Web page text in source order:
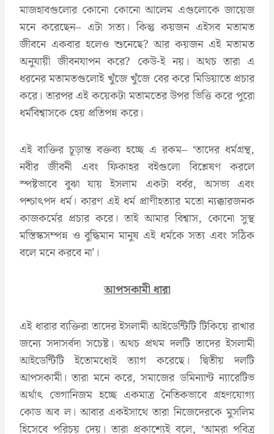
মাজহাবগুলোর কোনো কোনো আলেম এগুলোকে জায়েজ
মনে করেছেন– এটা সত্য। কিন্তু কয়জন এইসব মতামত
জীবনে একবার হলেও শুনেছে? আর কয়জন এই মতামত
অনুযায়ী জীবনযাপন করে? কেউ-ই নয়। অথচ তারা এ
ধরনের মতামতগুলোই খুঁজে খুঁজে বের করে মিডিয়াতে প্রচার
করে। তারপর এই কয়েকটা মতামতের উপর ভিত্তি করে পুরো
ধর্মবিশ্বাসকে হেয় প্রতিপন্ন করে।
এই ব্যক্তির চূড়ান্ত বক্তব্য হচ্ছে এ রকম– ‘তাদের ধর্মগ্রন্থ,
নবীর জীবনী এবং ফিকাহর বইগুলো বিশ্লেষণ করলে
স্পষ্টভাবে বুঝা যায় ইসলাম একটা বর্বর, অসভ্য এবং
পশ্চাৎপদ ধর্ম। কারণ এই ধর্ম প্রাণীহত্যার মতো ন্যক্কারজনক
কাজকর্মের প্রচার করে। তাই আমার বিশ্বাস, কোনো সুস্থ
মস্তিস্কসম্পন্ন ও বুদ্ধিমান মানুষ এই ধর্মকে সত্য এবং সঠিক
বলে মনে করবে না’।
আপসকামী ধারা
এই ধারার ব্যক্তিরা তাদের ইসলামী আইডেন্টিটি টিকিয়ে রাখার
জন্যে সদাসর্বদা সচেষ্ট। অথচ প্রথম দলটি তাদের ইসলামী
আইডেন্টিটি ইতোমধ্যেই ত্যাগ করেছে। দ্বিতীয় দলটি
আপসকামী। তারা মনে করে, সমাজের ডমিন্যান্ট ন্যারেটিভ
অর্থাৎ ভেগানিজম হচ্ছে একমাত্র নৈতিকভাবে গ্রহণযোগ্য
কোড অব ল। আবার একইসাথে তারা নিজেদেরকে মুসলিম
হিসেবে পরিচয় দেয়। তারা প্রকাশ্যেই বলে, ‘আমরা পবিত্র